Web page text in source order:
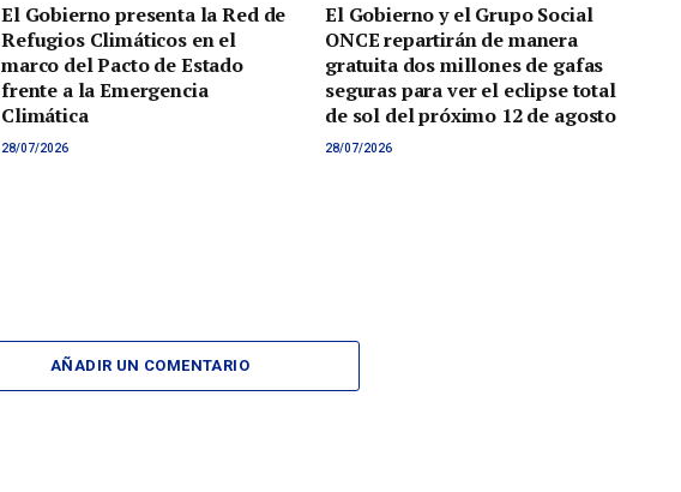
El Gobierno presenta la Red de
Refugios Climáticos en el
marco del Pacto de Estado
frente a la Emergencia
Climática
28/07/2026
El Gobierno y el Grupo Social
ONCE repartirán de manera
gratuita dos millones de gafas
seguras para ver el eclipse total
de sol del próximo 12 de agosto
28/07/2026
AÑADIR UN COMENTARIO